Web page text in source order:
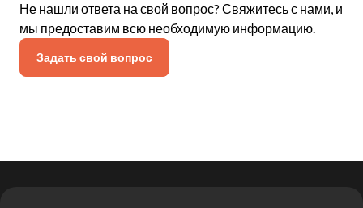
Не нашли ответа на свой вопрос? Свяжитесь с нами, и
мы предоставим всю необходимую информацию.
Задать свой вопрос